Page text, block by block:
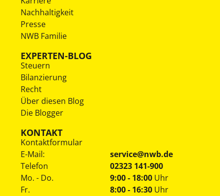
Nachhaltigkeit
Presse
NWB Familie
EXPERTEN-BLOG
Steuern
Bilanzierung
Recht
Über diesen Blog
Die Blogger
KONTAKT
Kontaktformular
E-Mail:
service@nwb.de
Telefon
02323 141-900
Mo. - Do.
Fr.
9:00 - 18:00 Uhr
8:00 - 16:30 Uhr